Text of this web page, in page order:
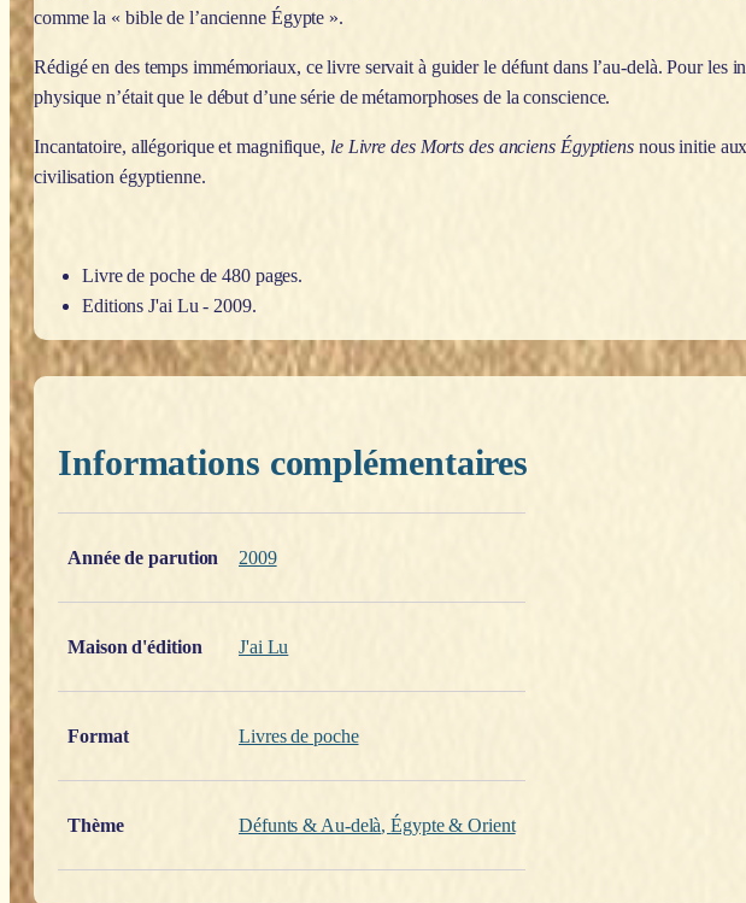
comme la « bible de l’ancienne Égypte ».
Rédigé en des temps immémoriaux, ce livre servait à guider le défunt dans l’au-delà. Pour les
physique n’était que le début d’une série de métamorphoses de la conscience.
Incantatoire, allégorique et magnifique, le Livre des Morts des anciens Égyptiensnous initie aux
civilisation égyptienne.
Livre de poche de 480 pages.
Editions J'ai Lu - 2009.
Informations complémentaires
Année de parution
2009
Maison d'édition J'ai Lu
Format Livres de poche
Thème Défunts & Au-delà,Égypte & Orient